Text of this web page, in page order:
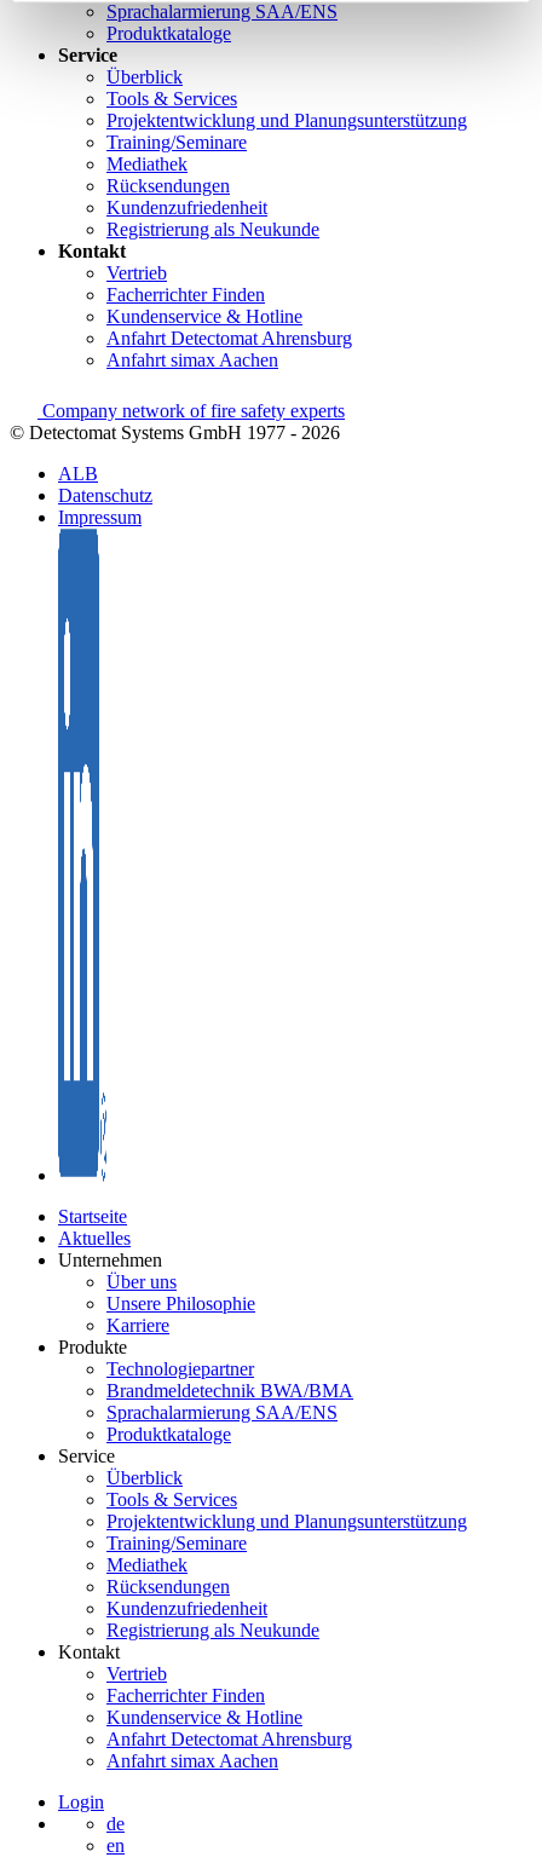
Sprachalarmierung SAA/ENS
Produktkataloge
Service
Überblick
Tools & Services
Projektentwicklung und Planungsunterstützung
Training/Seminare
Mediathek
Rücksendungen
Kundenzufriedenheit
Registrierung als Neukunde
Kontakt
Vertrieb
Facherrichter Finden
Kundenservice & Hotline
Anfahrt Detectomat Ahrensburg
Anfahrt simax Aachen
Company network of fire safety experts
© Detectomat Systems GmbH 1977 - 2026
ALB
Datenschutz
Impressum
Startseite
Aktuelles
Unternehmen
Über uns
Unsere Philosophie
Karriere
Produkte
Technologiepartner
Brandmeldetechnik BWA/BMA
Sprachalarmierung SAA/ENS
Produktkataloge
Service
Überblick
Tools & Services
Projektentwicklung und Planungsunterstützung
Training/Seminare
Mediathek
Rücksendungen
Kundenzufriedenheit
Registrierung als Neukunde
Kontakt
Vertrieb
Facherrichter Finden
Kundenservice & Hotline
Anfahrt Detectomat Ahrensburg
Anfahrt simax Aachen
Login
de
en